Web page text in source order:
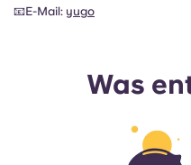
📧E-Mail: yugo
Was